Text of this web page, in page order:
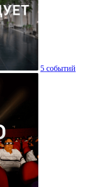
5 событий